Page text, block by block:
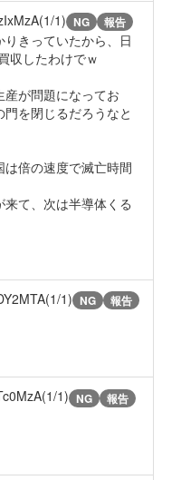
1) NG 報告
きっていたから、日
収したわけでｗ
が問題になってお
を閉じるだろうなと
は倍の速度で滅亡時間
て、次は半導体くる
1) NG 報告
1) NG 報告